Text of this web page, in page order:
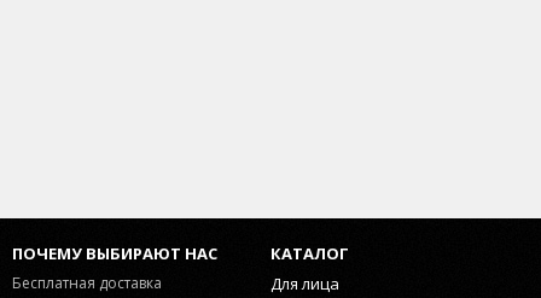
ПОЧЕМУ ВЫБИРАЮТ НАС
Бесплатная доставка
КАТАЛОГ
Для лица